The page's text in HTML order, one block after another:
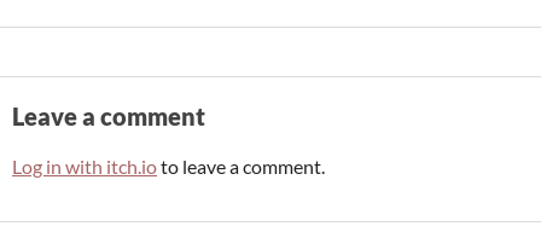
Leave a comment
Log in with itch.ioto leave a comment.